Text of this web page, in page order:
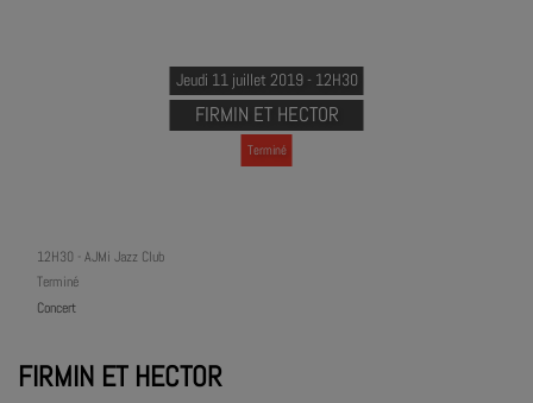
Jeudi 11 juillet 2019 - 12H30
FIRMIN ET HECTOR
Terminé
12H30 - AJMi Jazz Club
Terminé
Concert
FIRMIN ET HECTOR